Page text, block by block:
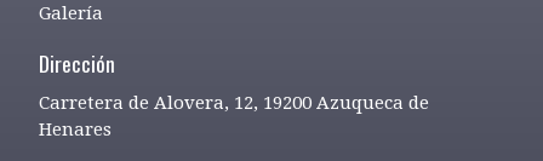
Galería
Dirección
Carretera de Alovera, 12, 19200 Azuqueca de
Henares